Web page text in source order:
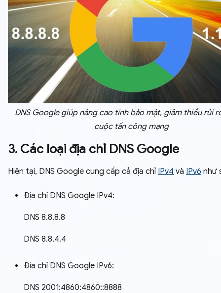
DNS Google giúp nâng cao tính bảo mật, giảm thiểu rủi
cuộc tấn công mạng
3. Các loại địa chỉ DNS Google
Hiện tại, DNS Google cung cấp cả địa chỉ IPv4 và IPv6 như
Địa chỉ DNS Google IPv4:
DNS 8.8.8.8
DNS 8.8.4.4
Địa chỉ DNS Google IPv6:
DNS 2001:4860:4860::8888